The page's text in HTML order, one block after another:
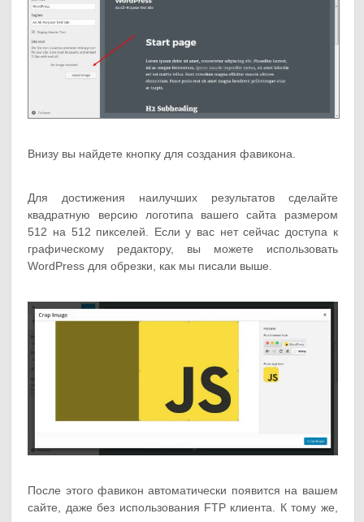
Внизу вы найдете кнопку для создания фавикона.
Для достижения наилучших результатов сделайте
квадратную версию логотипа вашего сайта размером
512 на 512 пикселей. Если у вас нет сейчас доступа к
графическому редактору, вы можете использовать
WordPress для обрезки, как мы писали выше.
После этого фавикон автоматически появится на вашем
сайте, даже без использования FTP клиента. К тому же,